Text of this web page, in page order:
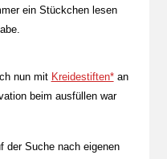
ein Stückchen lesen
nun mit Kreidestiften*an
beim ausfüllen war
der Suche nach eigenen